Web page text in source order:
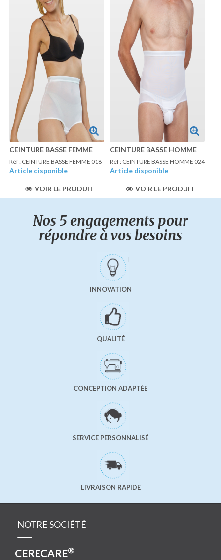
CEINTURE BASSE FEMME
Réf : CEINTURE BASSE FEMME 018
Article disponible
VOIR LE PRODUIT
CEINTURE BASSE HOMME
Réf : CEINTURE BASSE HOMME 024
Article disponible
VOIR LE PRODUIT
Nos 5 engagements pour
répondre à vos besoins
INNOVATION
QUALITÉ
CONCEPTION ADAPTÉE
SERVICE PERSONNALISÉ
LIVRAISON RAPIDE
NOTRE SOCIÉTÉ
CERECARE®